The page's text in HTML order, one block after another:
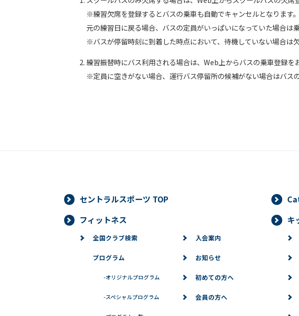
※練習欠席を登録するとバスの乗車も自動でキャンセルとなります。
元の練習日に戻る場合、バスの定員がいっぱいになっていた場合は
※バスが停留時刻に到着した時点において、待機していない場合は
練習振替時にバス利用される場合は、Web上からバスの乗車登録を
※定員に空きがない場合、運行バス停留所の候補がない場合はバス
セントラルスポーツ TOP
フィットネス
全国クラブ検索
プログラム
-オリジナルプログラム
-スペシャルプログラム
入会案内
お知らせ
初めての方へ
会員の方へ
キ